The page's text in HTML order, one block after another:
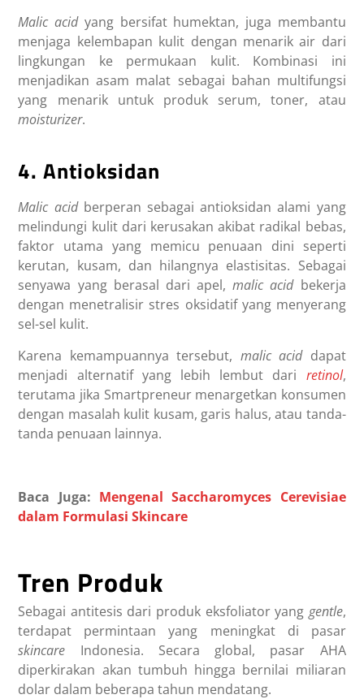
Malic acid yang bersifat humektan, juga membantu
menjaga kelembapan kulit dengan menarik air dari
lingkungan ke permukaan kulit. Kombinasi ini
menjadikan asam malat sebagai bahan multifungsi
yang menarik untuk produk serum, toner, atau
moisturizer.
4. Antioksidan
Malic acidberperan sebagai antioksidan alami yang
melindungi kulit dari kerusakan akibat radikal bebas,
faktor utama yang memicu penuaan dini seperti
kerutan, kusam, dan hilangnya elastisitas. Sebagai
senyawa yang berasal dari apel,malic acidbekerja
dengan menetralisir stres oksidatif yang menyerang
sel-sel kulit.
Karena kemampuannya tersebut, malic acid dapat
menjadi alternatif yang lebih lembut dari retinol,
terutama jika Smartpreneur menargetkan konsumen
dengan masalah kulit kusam, garis halus, atau tanda-
tanda penuaan lainnya.
Baca Juga: Mengenal Saccharomyces Cerevisiae
dalam Formulasi Skincare
Tren Produk
Sebagai antitesis dari produk eksfoliator yang gentle,
terdapat permintaan yang meningkat di pasar
skincare Indonesia. Secara global, pasar AHA
diperkirakan akan tumbuh hingga bernilai miliaran
dolar dalam beberapa tahun mendatang.